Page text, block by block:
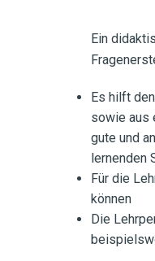
Ein
Es hilft
sowie aus
gute und
lernenden
Für die
können
Die